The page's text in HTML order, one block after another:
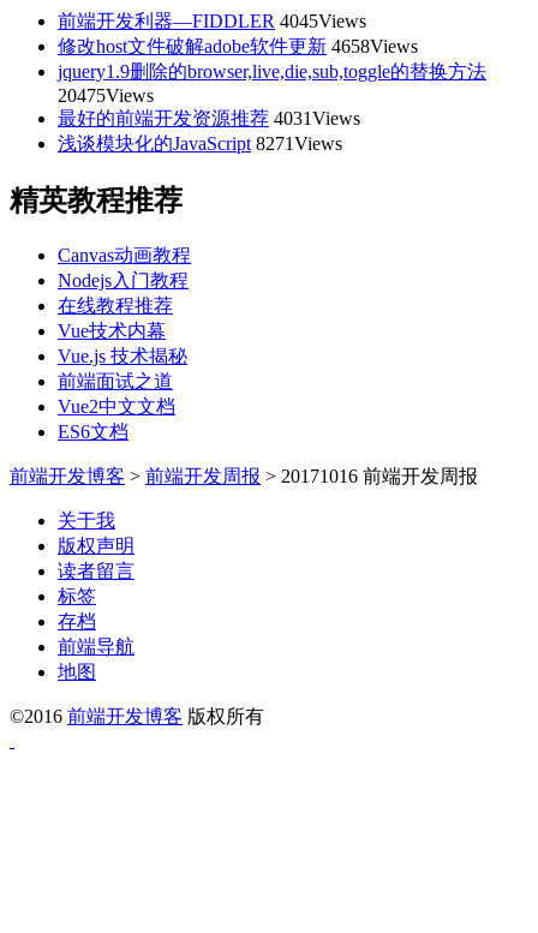
前端开发利器—FIDDLER 4045Views
修改host文件破解adobe软件更新 4658Views
jquery1.9删除的browser,live,die,sub,toggle的替换方法
20475Views
最好的前端开发资源推荐 4031Views
浅谈模块化的JavaScript 8271Views
精英教程推荐
Canvas动画教程
Nodejs入门教程
在线教程推荐
Vue技术内幕
Vue.js 技术揭秘
前端面试之道
Vue2中文文档
ES6文档
前端开发博客 > 前端开发周报 > 20171016 前端开发周报
关于我
版权声明
读者留言
标签
存档
前端导航
地图
©2016 前端开发博客 版权所有